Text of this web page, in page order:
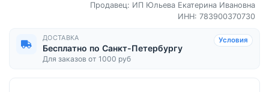
Продавец: ИП Юльева Екатерина Ивановна
ИНН: 783900370730
ДОСТАВКА
Бесплатно по Санкт-Петербургу
Для заказов от 1000 руб
Условия